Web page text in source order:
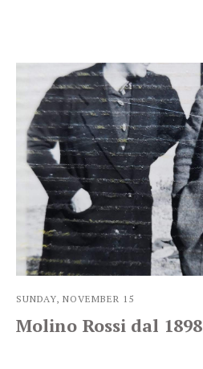
SUNDAY, NOVEMBER 15
Molino Rossi dal 1898